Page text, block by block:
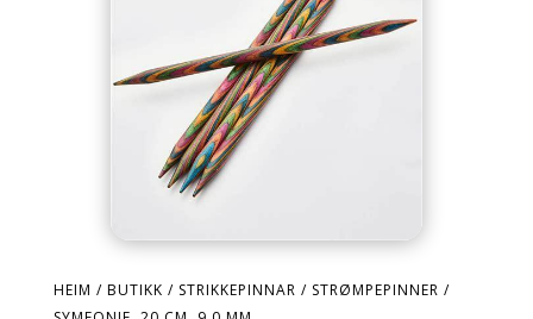
HEIM / BUTIKK / STRIKKEPINNAR / STRØMPEPINNER /